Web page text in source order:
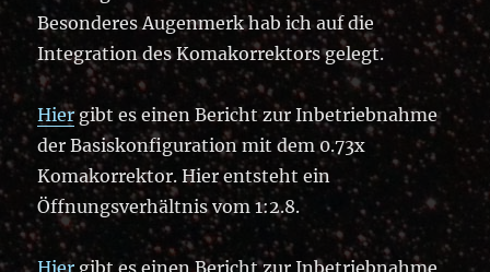
Besonderes Augenmerk hab ich auf die
Integration des Komakorrektors gelegt.
Hiergibt es einen Bericht zur Inbetriebnahme
der Basiskonfiguration mit dem 0.73x
Komakorrektor. Hier entsteht ein
Öffnungsverhältnis vom 1:2.8.
Hier gibt es einen Bericht zur Inbetriebnahme